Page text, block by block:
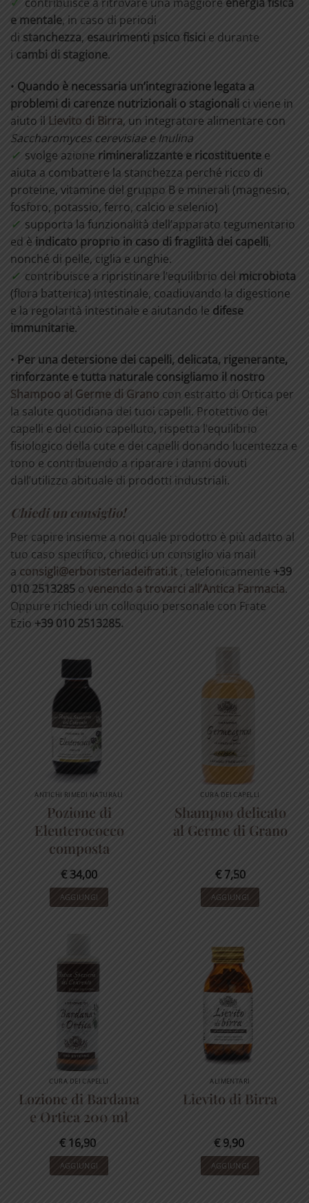
e mentale, in caso di periodi
di stanchezza, esaurimenti psico fisici e durante
i cambi di stagione.
• Quando è necessaria un’integrazione legata a
problemi di carenze nutrizionali o stagionali ci viene in
aiuto il Lievito di Birra, un integratore alimentare con
Saccharomyces cerevisiae e Inulina
✓ svolge azione rimineralizzante e ricostituente e
aiuta a combattere la stanchezza perché ricco di
proteine, vitamine del gruppo B e minerali (magnesio,
fosforo, potassio, ferro, calcio e selenio)
✓ supporta la funzionalità dell’apparato tegumentario
ed è indicato proprio in caso di fragilità dei capelli,
nonché di pelle, ciglia e unghie.
✓ contribuisce a ripristinare l’equilibrio del microbiota
(flora batterica) intestinale, coadiuvando la digestione
e la regolarità intestinale e aiutando le difese
immunitarie.
• Per una detersione dei capelli, delicata, rigenerante,
rinforzante e tutta naturale consigliamo il nostro
Shampoo al Germe di Grano con estratto di Ortica per
la salute quotidiana dei tuoi capelli. Protettivo dei
capelli e del cuoio capelluto, rispetta l’equilibrio
fisiologico della cute e dei capelli donando lucentezza e
tono e contribuendo a riparare i danni dovuti
dall’utilizzo abituale di prodotti industriali.
Chiedi un consiglio!
Per capire insieme a noi quale prodotto è più adatto al
tuo caso specifico, chiedici un consiglio via mail
a consigli@erboristeriadeifrati.it , telefonicamente +39
010 2513285 o venendo a trovarci all’Antica Farmacia.
Oppure richiedi un colloquio personale con Frate
Ezio +39 010 2513285.
ANTICHI RIMEDI NATURALI
Pozione di
Eleuterococco
composta
€34,00
AGGIUNGI
CURA DEI CAPELLI
Shampoo delicato
al Germe di Grano
€7,50
AGGIUNGI
CURA DEI CAPELLI
Lozione di Bardana
e Ortica 200 ml
€ 16,90
AGGIUNGI
ALIMENTARI
Lievito di Birra
€9,90
AGGIUNGI